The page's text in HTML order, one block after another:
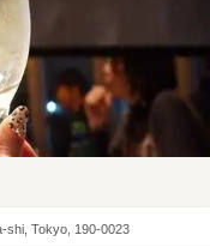
shi, Tokyo, 190-0023